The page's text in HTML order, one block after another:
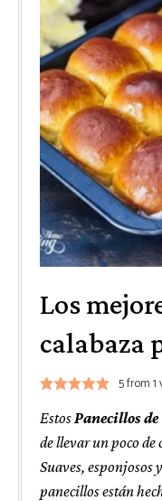
Los
calabaza
5from 1
Estos Panecillos
de llevar un poco de
Suaves, esponjosos
panecillos están